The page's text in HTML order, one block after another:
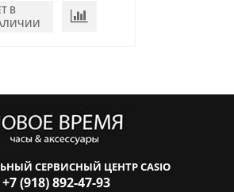
В
СЕРВИСНЫЙ ЦЕНТР CASIO
+7 (918) 892-47-93